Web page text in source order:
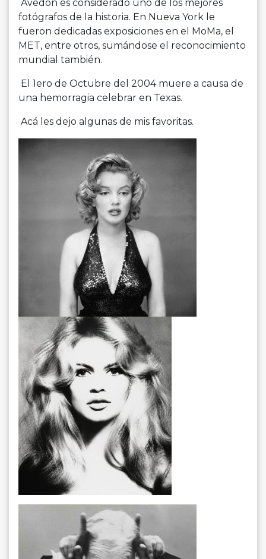
Avedon es considerado uno de los mejores
fotógrafos de la historia. En Nueva York le
fueron dedicadas exposiciones en el MoMa, el
MET, entre otros, sumándose el reconocimiento
mundial también.
El 1ero de Octubre del 2004 muere a causa de
una hemorragia celebrar en Texas.
Acá les dejo algunas de mis favoritas.